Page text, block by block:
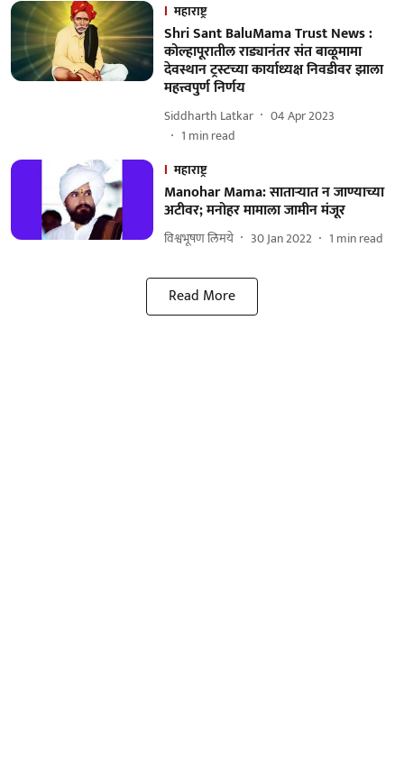
महाराष्ट्र
Shri Sant BaluMama Trust News :
कोल्हापूरातील राड्यानंतर संत बाळूमामा
देवस्थान ट्रस्टच्या कार्याध्‍यक्ष निवडीवर झाला
महत्त्वपुर्ण निर्णय
Siddharth Latkar
04 Apr 2023
1 min read
महाराष्ट्र
Manohar Mama: साताऱ्यात न जाण्याच्या
अटीवर; मनोहर मामाला जामीन मंजूर
विश्वभूषण लिमये 30 Jan 2022 1 min read
Read More